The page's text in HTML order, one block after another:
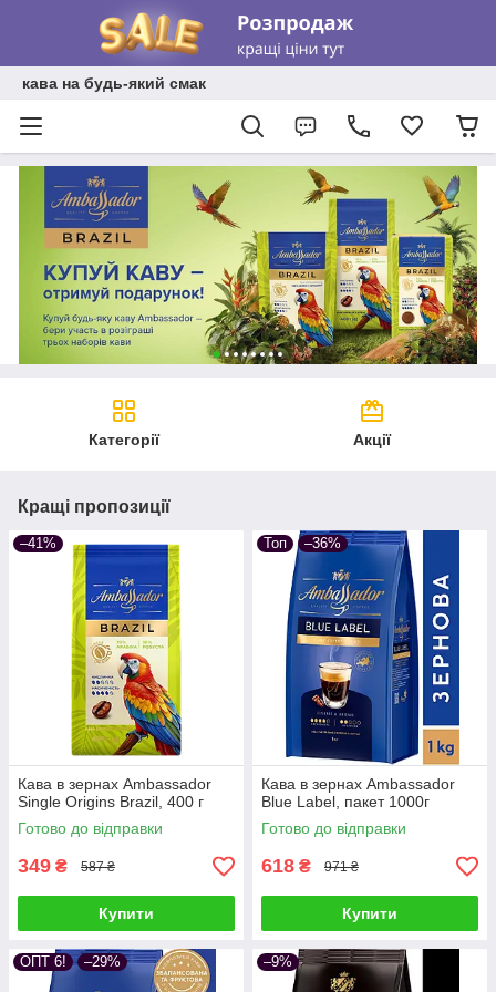
кава на будь-який смак
Категорії Акції
Кращі пропозиції
–41%
Кава в зернах Ambassador
Single Origins Brazil, 400 г
Готово до відправки
349 ₴ 587 ₴
Купити
Топ –36%
Кава в зернах Ambassador
Blue Label, пакет 1000г
Готово до відправки
618 ₴ 971 ₴
Купити
ОПТ 6! –29% –9%